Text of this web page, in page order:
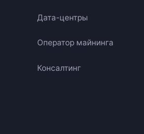
Дата-центры
Оператор майнинга
Консалтинг